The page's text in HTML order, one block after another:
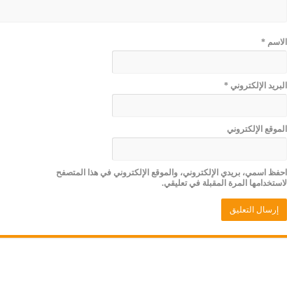
الاسم*
البريد الإلكتروني*
الموقع الإلكتروني
احفظ اسمي، بريدي الإلكتروني، والموقع الإلكتروني في هذا المتصفح
لاستخدامها المرة المقبلة في تعليقي.